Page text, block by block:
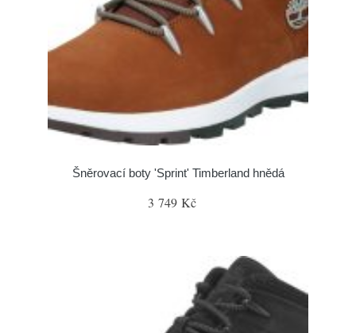
Šněrovací boty 'Sprint' Timberland hnědá
3 749 Kč